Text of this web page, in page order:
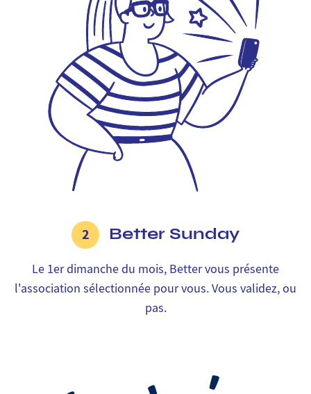
2 Better Sunday
Le 1er dimanche du mois, Better vous présente
l'association sélectionnée pour vous. Vous validez, ou
pas.